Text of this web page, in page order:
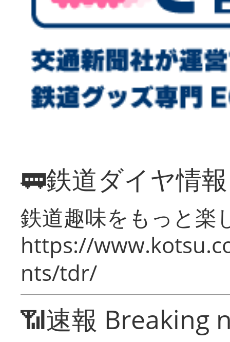
🚃鉄道ダイヤ情
鉄道趣味をもっと楽
https://
nts/tdr/
📶速報 Breaking